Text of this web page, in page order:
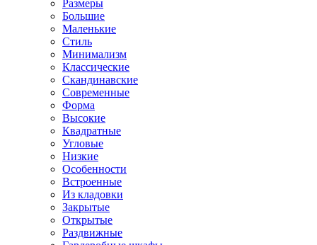
Размеры
Большие
Маленькие
Стиль
Минимализм
Классические
Скандинавские
Современные
Форма
Высокие
Квадратные
Угловые
Низкие
Особенности
Встроенные
Из кладовки
Закрытые
Открытые
Раздвижные